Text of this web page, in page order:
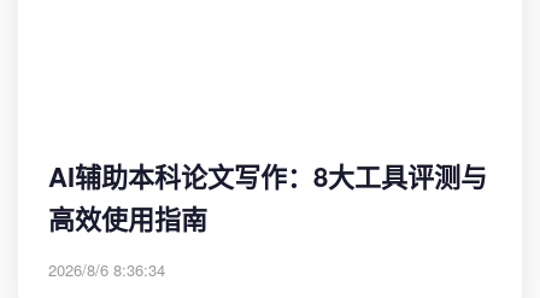
AI辅助本科论文写作：8大工具评测与
高效使用指南
2026/8/6 8:36:34